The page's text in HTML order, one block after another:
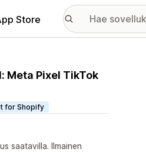
Store
Meta Pixel TikTok
for Shopify
saatavilla. Ilmainen